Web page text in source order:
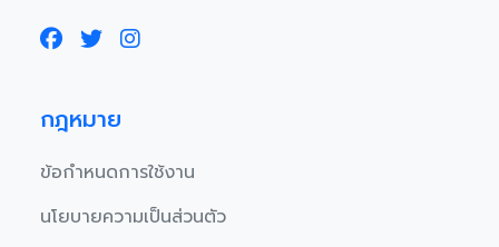
กฎหมาย
ข้อกำหนดการใช้งาน
นโยบายความเป็นส่วนตัว